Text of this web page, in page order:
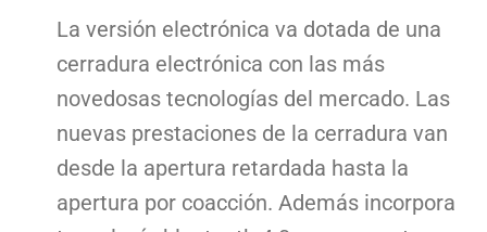
La versión electrónica va dotada de una
cerradura electrónica con las más
novedosas tecnologías del mercado. Las
nuevas prestaciones de la cerradura van
desde la apertura retardada hasta la
apertura por coacción. Además incorpora